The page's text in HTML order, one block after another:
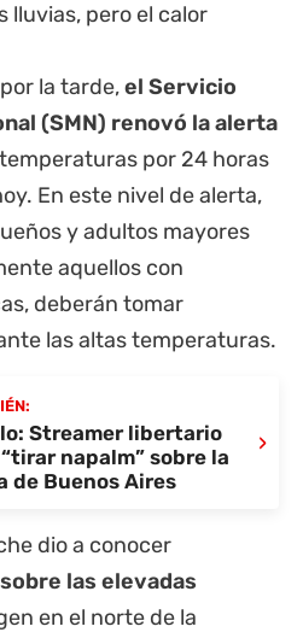
lluvias, pero el calor
la tarde,el Servicio
(SMN) renovó la alerta
por 24 horas
En este nivel de alerta,
y adultos mayores
aquellos con
deberán tomar
las altas temperaturas.
Streamer libertario
napalm” sobre la
de Buenos Aires
›
dio a conocer
las elevadas
en el norte de la